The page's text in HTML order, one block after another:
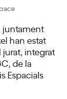
juntament
han estat
integrat
de la
Espacials